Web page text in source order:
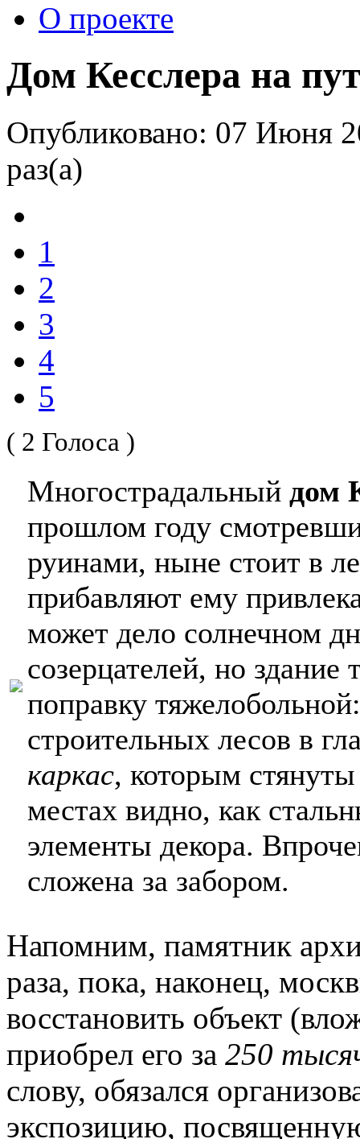
О проекте
Дом Кесслера на
Опубликовано: 07 Июня
раз(а)
1
2
3
4
5
( 2 Голоса )
Многострадальный дом
прошлом году
руинами, ныне стоит в
прибавляют ему
может дело солнечном
созерцателей, но
поправку
строительных лесов в
каркас, которым
местах видно, как
элементы декора.
сложена за забором.
Напомним, памятник
раза, пока, наконец,
восстановить объект
приобрел его за 250
слову, обязался
экспозицию,